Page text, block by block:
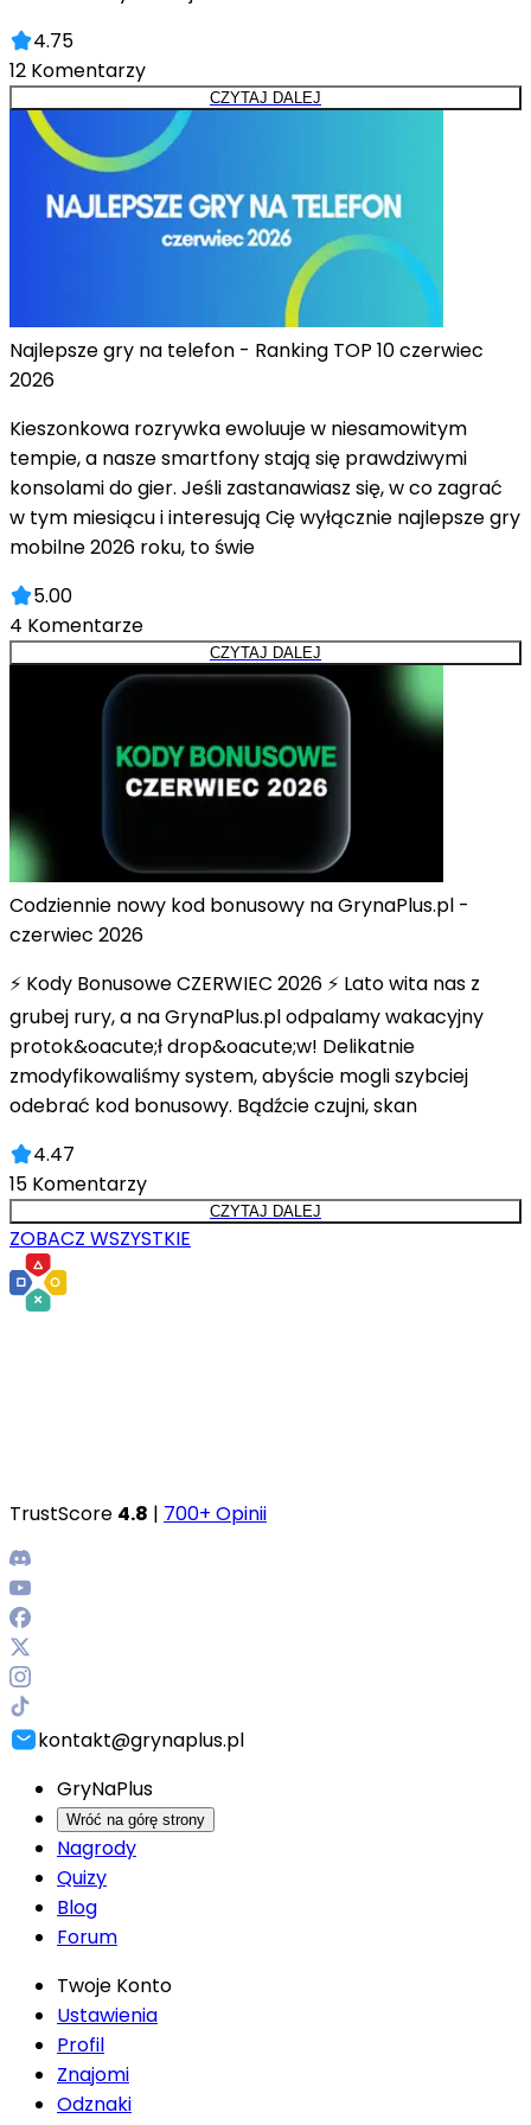
4.75
12 Komentarzy
CZYTAJ DALEJ
Najlepsze gry na telefon - Ranking TOP 10 czerwiec
2026
Kieszonkowa rozrywka ewoluuje w niesamowitym
tempie, a nasze smartfony stają się prawdziwymi
konsolami do gier. Jeśli zastanawiasz się, w co zagrać
w tym miesiącu i interesują Cię wyłącznie najlepsze gry
mobilne 2026 roku, to świe
5.00
4 Komentarze
CZYTAJ DALEJ
Codziennie nowy kod bonusowy na GrynaPlus.pl -
czerwiec 2026
⚡ Kody Bonusowe CZERWIEC 2026 ⚡ Lato wita nas z
grubej rury, a na GrynaPlus.pl odpalamy wakacyjny
protok&oacute;ł drop&oacute;w! Delikatnie
zmodyfikowaliśmy system, abyście mogli szybciej
odebrać kod bonusowy. Bądźcie czujni, skan
4.47
15 Komentarzy
CZYTAJ DALEJ
ZOBACZ WSZYSTKIE
TrustScore 4.8 | 700+ Opinii
kontakt@grynaplus.pl
GryNaPlus
Wróć na górę strony
Nagrody
Quizy
Blog
Forum
Twoje Konto
Ustawienia
Profil
Znajomi
Odznaki